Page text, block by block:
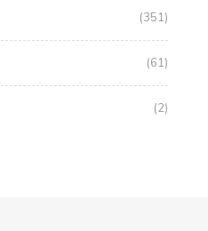
(351)
(61)
(2)